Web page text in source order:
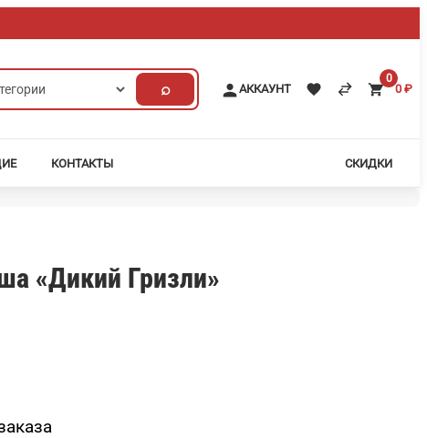
⌕ АККАУНТ
0
0 ₽
КОНТАКТЫ СКИДКИ
«Дикий Гризли»